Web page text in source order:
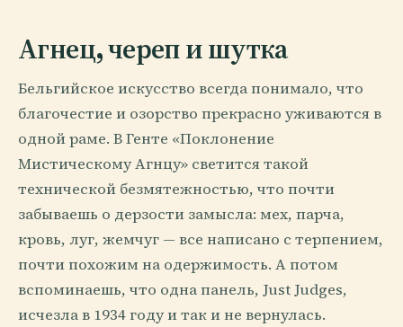
Агнец, череп и шутка
Бельгийское искусство всегда понимало, что
благочестие и озорство прекрасно уживаются в
одной раме. В Генте «Поклонение
Мистическому Агнцу» светится такой
технической безмятежностью, что почти
забываешь о дерзости замысла: мех, парча,
кровь, луг, жемчуг — все написано с терпением,
почти похожим на одержимость. А потом
вспоминаешь, что одна панель, Just Judges,
исчезла в 1934 году и так и не вернулась.